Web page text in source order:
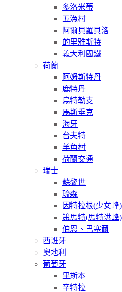
多洛米蒂
五漁村
阿爾貝羅貝洛
的里雅斯特
義大利國鐵
荷蘭
阿姆斯特丹
鹿特丹
烏特勒支
馬斯垂克
海牙
台夫特
羊角村
荷蘭交通
瑞士
蘇黎世
琉森
因特拉根(少女峰)
策馬特(馬特洪峰)
伯恩、巴塞爾
西班牙
奧地利
葡萄牙
里斯本
辛特拉